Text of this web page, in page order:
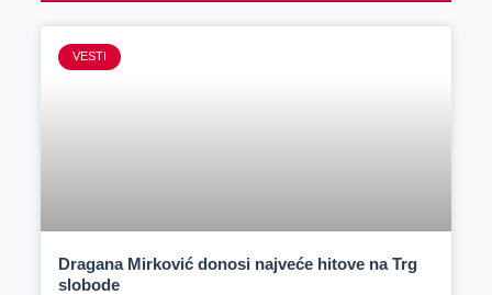
VESTI
Dragana Mirković donosi najveće hitove na Trg
slobode